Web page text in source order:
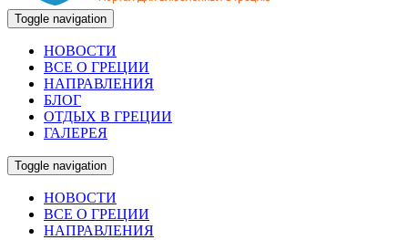
Toggle navigation
НОВОСТИ
ВСЕ О ГРЕЦИИ
НАПРАВЛЕНИЯ
БЛОГ
ОТДЫХ В ГРЕЦИИ
ГАЛЕРЕЯ
Toggle navigation
НОВОСТИ
ВСЕ О ГРЕЦИИ
НАПРАВЛЕНИЯ